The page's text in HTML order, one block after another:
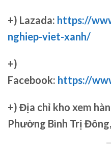
+) Lazada: https://
nghiep-viet-xanh/
+)
Facebook: https://
+) Địa chỉ kho xem
Phường Bình Trị